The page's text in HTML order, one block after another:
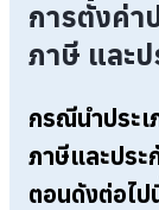
การตั้งค่า
ภาษี และ
กรณีนำประเ
ภาษีและประ
ตอนดังต่อไป